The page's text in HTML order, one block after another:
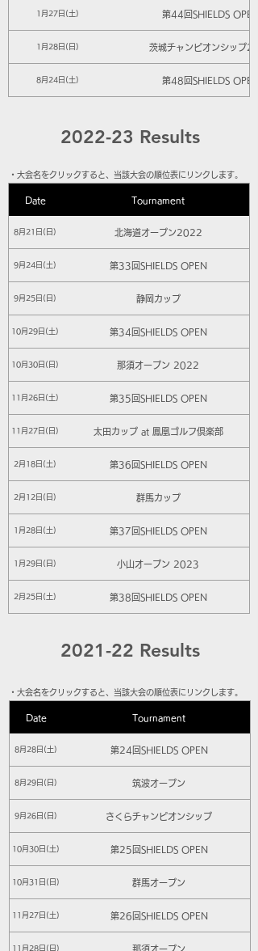
1月27日(土) 第44回SHIELDS OPEN
1月28日(日) 茨城チャンピオンシップ
8月24日(土) 第48回SHIELDS OPEN
2022-23 Results
​・大会名をクリックすると、当該大会の順位表にリンクします。
Date Tournament
8月21日(日) 北海道オープン2022
9月24日(土) 第33回SHIELDS OPEN
9月25日(日) 静岡カップ
10月29日(土) 第34回SHIELDS OPEN
10月30日(日) 那須オープン 2022
11月26日(土) 第35回SHIELDS OPEN
11月27日(日) 太田カップ at 鳳凰ゴルフ倶楽部
2月18日(土) 第36回SHIELDS OPEN
2月12日(日) 群馬カップ
1月28日(土) 第37回SHIELDS OPEN
1月29日(日) 小山オープン 2023
2月25日(土) 第38回SHIELDS OPEN
2021-22 Results
​・大会名をクリックすると、当該大会の順位表にリンクします。
Date Tournament
8月28日(土) 第24回SHIELDS OPEN
8月29日(日) 筑波オープン
9月26日(日) さくらチャンピオンシップ
10月30日(土) 第25回SHIELDS OPEN
10月31日(日) 群馬オープン
11月27日(土) 第26回SHIELDS OPEN
11月28日(日) 那須オープン